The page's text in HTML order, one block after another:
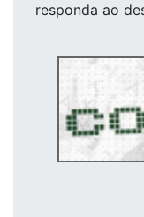
responda ao